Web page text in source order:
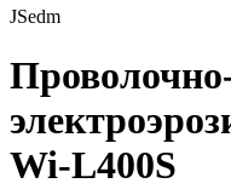
JSedm
Wi-L400S